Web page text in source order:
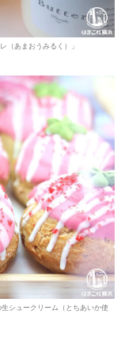
（あまおうみるく）」
シュークリーム（とちあいか使